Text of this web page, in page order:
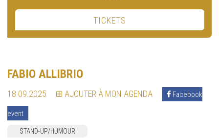
TICKETS
FABIO ALLIBRIO
18.09.2025 AJOUTER À MON AGENDA Facebook
event
STAND-UP/HUMOUR